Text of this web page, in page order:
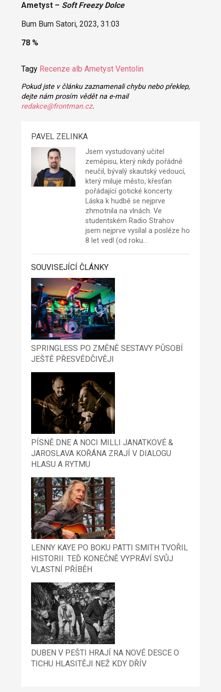
Ametyst – Soft Freezy Dolce
Bum Bum Satori, 2023, 31:03
78 %
Tagy Recenze alb Ametyst Ventolin
Pokud jste v článku zaznamenali chybu nebo překlep,
dejte nám prosím vědět na e-mail
redakce@frontman.cz.
PAVEL ZELINKA
Jsem vystudovaný učitel
zeměpisu, který nikdy pořádně
neučil, bývalý skautský vedoucí,
který miluje město, křesťan
pořádající gotické koncerty.
Láska k hudbě se nejprve
zhmotnila na vlnách. Ve
studentském Radio Strahov
jsem nejprve vysílal a posléze ho
8 let vedl (od roku…
SOUVISEJÍCÍ ČLÁNKY
SPRINGLESS PO ZMĚNĚ SESTAVY PŮSOBÍ
JEŠTĚ PŘESVĚDČIVĚJI
PÍSNĚ DNE A NOCI MILLI JANATKOVÉ &
JAROSLAVA KOŘÁNA ZRAJÍ V DIALOGU
HLASU A RYTMU
LENNY KAYE PO BOKU PATTI SMITH TVOŘIL
HISTORII. TEĎ KONEČNĚ VYPRÁVÍ SVŮJ
VLASTNÍ PŘÍBĚH
DUBEN V PEŠTI HRAJÍ NA NOVÉ DESCE O
TICHU HLASITĚJI NEŽ KDY DŘÍV